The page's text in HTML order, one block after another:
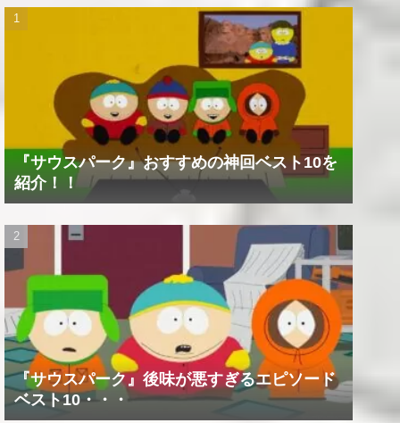
『サウスパーク』おすすめの神回ベスト10を
紹介！！
『サウスパーク』後味が悪すぎるエピソード
ベスト10・・・